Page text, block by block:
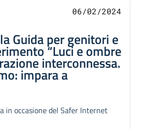
06/02/2024
Guida per genitori e
“Luci e ombre
interconnessa.
impara a
in occasione del Safer Internet